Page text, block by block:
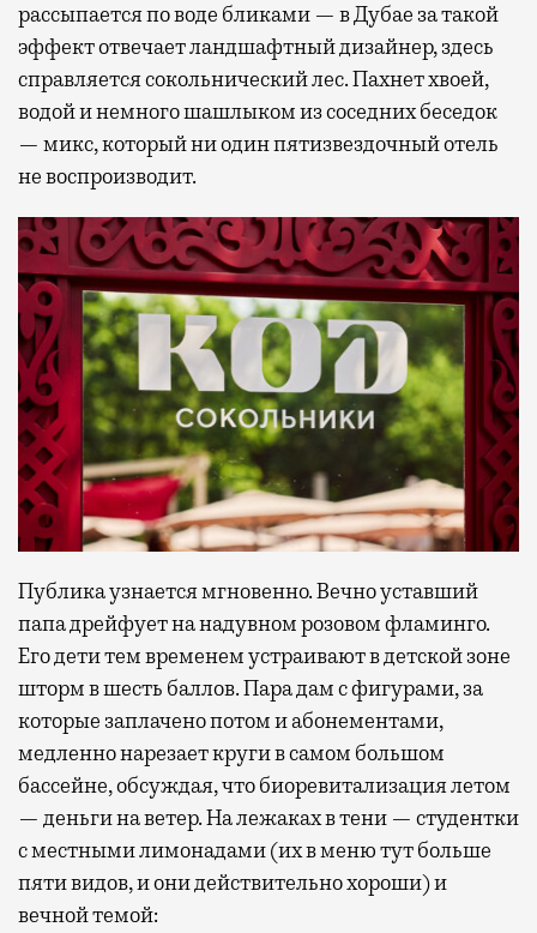
рассыпается по воде бликами — в Дубае за такой
эффект отвечает ландшафтный дизайнер, здесь
справляется сокольнический лес. Пахнет хвоей,
водой и немного шашлыком из соседних беседок
— микс, который ни один пятизвездочный отель
не воспроизводит.
Публика узнается мгновенно. Вечно уставший
папа дрейфует на надувном розовом фламинго.
Его дети тем временем устраивают в детской зоне
шторм в шесть баллов. Пара дам с фигурами, за
которые заплачено потом и абонементами,
медленно нарезает круги в самом большом
бассейне, обсуждая, что биоревитализация летом
— деньги на ветер. На лежаках в тени — студентки
с местными лимонадами (их в меню тут больше
пяти видов, и они действительно хороши) и
вечной темой: